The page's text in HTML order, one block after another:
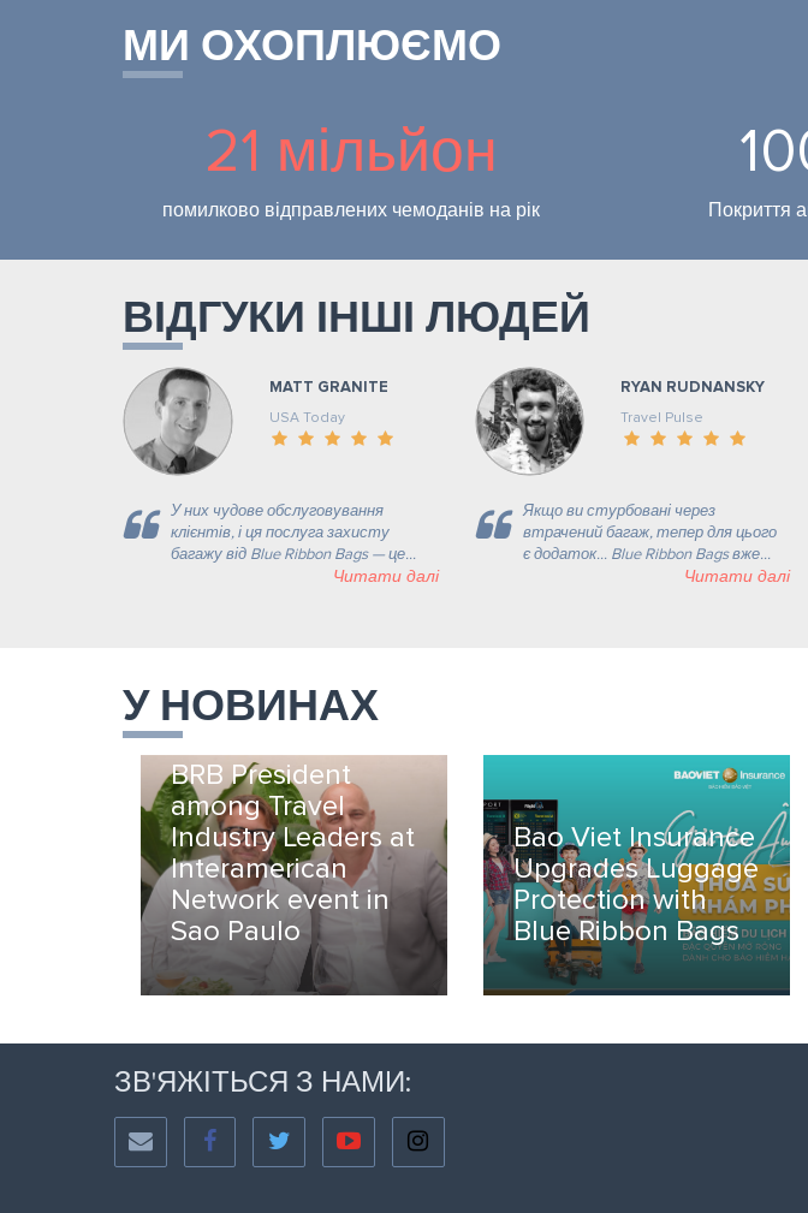
МИ ОХОПЛЮЄМО
21 мільйон
помилково відправлених чемоданів на рік Покриття
ВІДГУКИ ІНШІ ЛЮДЕЙ
MATT GRANITE
USA Today
У них чудове обслуговування
клієнтів, і ця послуга захисту
багажу від Blue Ribbon Bags — це...
Читати далі
RYAN RUDNANSKY
Travel Pulse
Якщо ви стурбовані через
втрачений багаж, тепер для цього
є додаток... Blue Ribbon Bags вже...
Читати далі
У НОВИНАХ
BRB President
among Travel
Industry Leaders at
Interamerican
Network event in
Sao Paulo
Bao Viet Insurance
Upgrades Luggage
Protection with
Blue Ribbon Bags
ЗВ'ЯЖІТЬСЯ З НАМИ: